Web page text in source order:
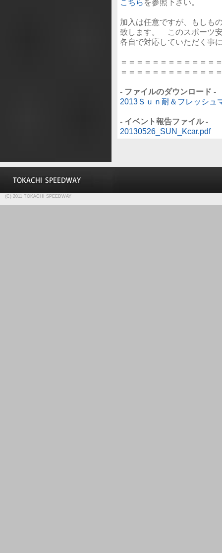
こちら を参照下さい。
加入は任意ですが、もしも
致します。 このスポーツ
各自で対応していただく事
＝＝＝＝＝＝＝＝＝＝＝＝
＝＝＝＝＝＝＝＝＝＝＝＝
- ファイルのダウンロード -
2013Ｓｕｎ耐＆フレッシュ
- イベント報告ファイル -
20130526_SUN_Kcar.pdf
(C) 2011 TOKACHI SPEEDWAY